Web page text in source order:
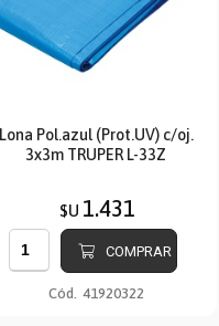
Lona Pol.azul (Prot.UV) c/oj.
3x3m TRUPER L-33Z
$U 1.431
COMPRAR
Cód. 41920322